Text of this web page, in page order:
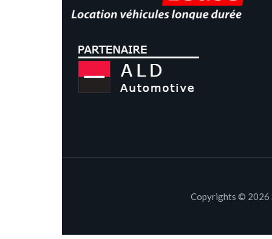
Copyrights © 2026